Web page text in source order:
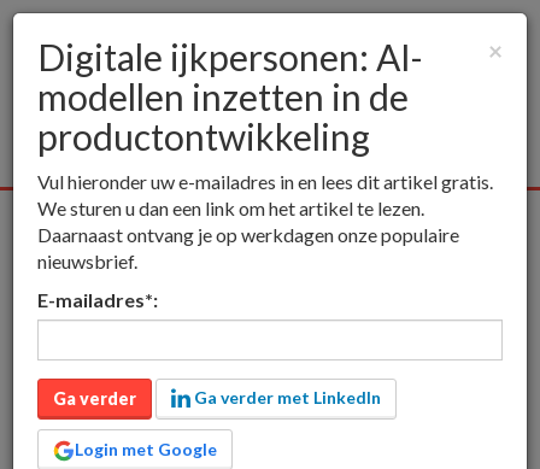
Alle media Publieksmedia Vakmedia Educatieve media
inct Publieksmedia
de productontwikkeling
Digitale ijkpersonen: AI-
modellen inzetten in de
productontwikkeling
×
Digitale ijkpersonen: AI-
modellen inzetten in de
productontwikkeling
Vul hieronder uw e-mailadres in en lees dit artikel gratis.
We sturen u dan een link om het artikel te lezen.
Daarnaast ontvang je op werkdagen onze populaire
nieuwsbrief.
E-mailadres*:
Ga verder Ga verder met LinkedIn
Login met Google